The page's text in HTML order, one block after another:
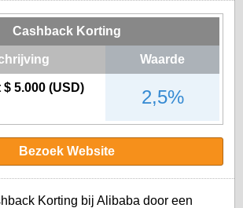
Cashback Korting
Waarde
5.000 (USD)
2,5%
Bezoek Website
Korting bij Alibaba door een